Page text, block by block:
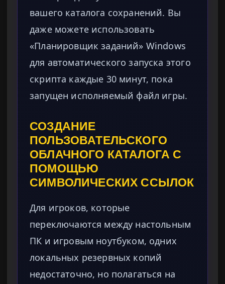
вашего каталога сохранений. Вы
даже можете использовать
«Планировщик заданий» Windows
для автоматического запуска этого
скрипта каждые 30 минут, пока
запущен исполняемый файл игры.
СОЗДАНИЕ
ПОЛЬЗОВАТЕЛЬСКОГО
ОБЛАЧНОГО КАТАЛОГА С
ПОМОЩЬЮ
СИМВОЛИЧЕСКИХ ССЫЛОК
Для игроков, которые
переключаются между настольным
ПК и игровым ноутбуком, одних
локальных резервных копий
недостаточно, но полагаться на